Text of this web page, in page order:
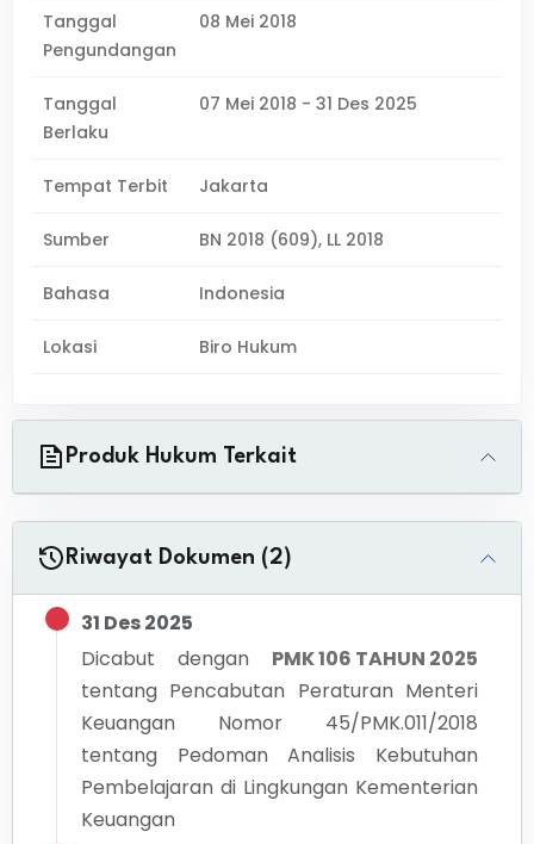
Tanggal
Pengundangan
08 Mei 2018
Tanggal
Berlaku
07 Mei 2018 - 31 Des 2025
Tempat Terbit Jakarta
Sumber BN 2018 (609), LL 2018
Bahasa Indonesia
Lokasi Biro Hukum
Produk Hukum Terkait
Riwayat Dokumen (2)
31 Des 2025
Dicabut dengan
PMK 106 TAHUN 2025
tentang Pencabutan Peraturan Menteri
Keuangan Nomor 45/PMK.011/2018
tentang Pedoman Analisis Kebutuhan
Pembelajaran di Lingkungan Kementerian
Keuangan